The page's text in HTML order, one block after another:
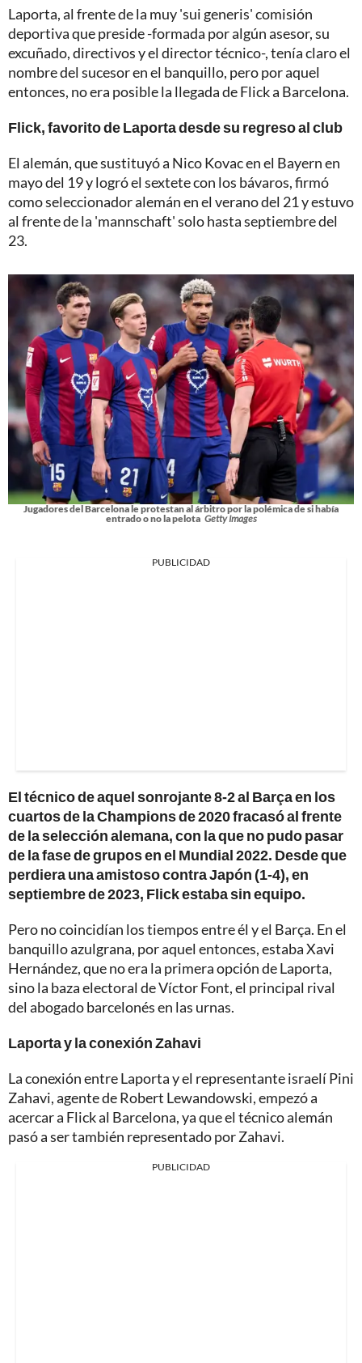
Laporta, al frente de la muy 'sui generis' comisión
deportiva que preside -formada por algún asesor, su
excuñado, directivos y el director técnico-, tenía claro el
nombre del sucesor en el banquillo, pero por aquel
entonces, no era posible la llegada de Flick a Barcelona.
Flick, favorito de Laporta desde su regreso al club
El alemán, que sustituyó a Nico Kovac en el Bayern en
mayo del 19 y logró el sextete con los bávaros, firmó
como seleccionador alemán en el verano del 21 y estuvo
al frente de la 'mannschaft' solo hasta septiembre del
23.
Jugadores del Barcelona le protestan al árbitro por la polémica de si había
entrado o no la pelota Getty Images
PUBLICIDAD
El técnico de aquel sonrojante 8-2 al Barça en los
cuartos de la Champions de 2020 fracasó al frente
de la selección alemana, con la que no pudo pasar
de la fase de grupos en el Mundial 2022. Desde que
perdiera una amistoso contra Japón (1-4), en
septiembre de 2023, Flick estaba sin equipo.
Pero no coincidían los tiempos entre él y el Barça. En el
banquillo azulgrana, por aquel entonces, estaba Xavi
Hernández, que no era la primera opción de Laporta,
sino la baza electoral de Víctor Font, el principal rival
del abogado barcelonés en las urnas.
Laporta y la conexión Zahavi
La conexión entre Laporta y el representante israelí Pini
Zahavi, agente de Robert Lewandowski, empezó a
acercar a Flick al Barcelona, ya que el técnico alemán
pasó a ser también representado por Zahavi.
PUBLICIDAD